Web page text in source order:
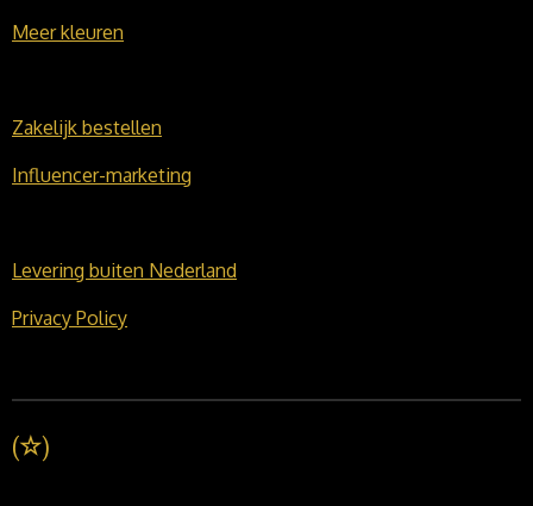
Meer kleuren
Zakelijk bestellen
Influencer-marketing
Levering buiten Nederland
Privacy Policy
(☆)